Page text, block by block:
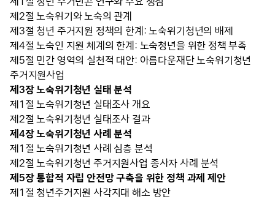
제2절 노숙위기와 노숙의 관계
제3절 청년 주거지원 정책의 한계: 노숙위기청년의 배제
제4절 노숙인 지원 체계의 한계: 노숙청년을 위한 정책 부족
제5절 민간 영역의 실천적 대안: 아름다운재단 노숙위기청년
주거지원사업
제3장 노숙위기청년 실태 분석
제1절 노숙위기청년 실태조사 개요
제2절 노숙위기청년 실태조사 결과
제4장 노숙위기청년 사례 분석
제1절 노숙위기청년 사례 심층 분석
제2절 노숙위기청년 주거지원사업 종사자 사례 분석
제5장 통합적 자립 안전망 구축을 위한 정책 과제 제안
제1절 청년주거지원 사각지대 해소 방안